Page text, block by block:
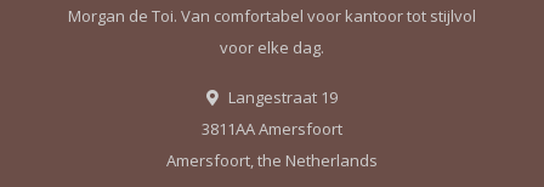
Morgan de Toi. Van comfortabel voor kantoor tot stijlvol
voor elke dag.
Langestraat 19
3811AA Amersfoort
Amersfoort, the Netherlands